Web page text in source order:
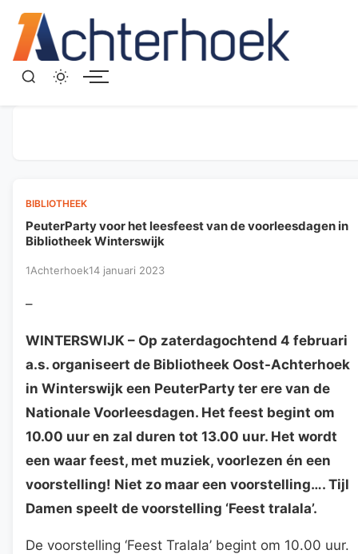
BIBLIOTHEEK
PeuterParty voor het leesfeest van de voorleesdagen in
Bibliotheek Winterswijk
1Achterhoek14 januari 2023
–
WINTERSWIJK – Op zaterdagochtend 4 februari
a.s. organiseert de Bibliotheek Oost-Achterhoek
in Winterswijk een PeuterParty ter ere van de
Nationale Voorleesdagen. Het feest begint om
10.00 uur en zal duren tot 13.00 uur. Het wordt
een waar feest, met muziek, voorlezen én een
voorstelling! Niet zo maar een voorstelling…. Tijl
Damen speelt de voorstelling ‘Feest tralala’.
De voorstelling ‘Feest Tralala’ begint om 10.00 uur.